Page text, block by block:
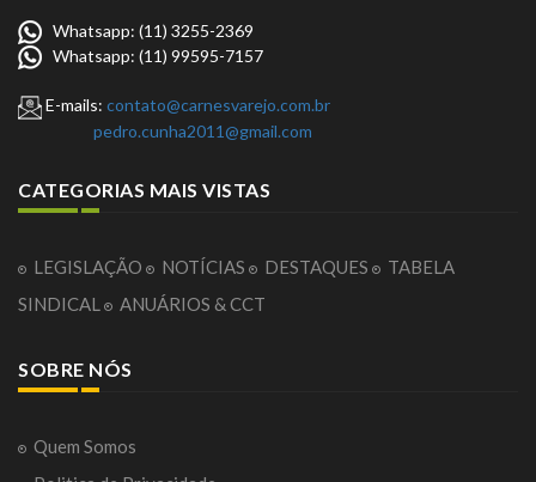
Whatsapp: (11) 3255-2369
Whatsapp: (11) 99595-7157
E-mails: contato@carnesvarejo.com.br
pedro.cunha2011@gmail.com
CATEGORIAS MAIS VISTAS
LEGISLAÇÃO NOTÍCIAS DESTAQUES
TABELA
SINDICAL
ANUÁRIOS & CCT
SOBRE NÓS
Quem Somos